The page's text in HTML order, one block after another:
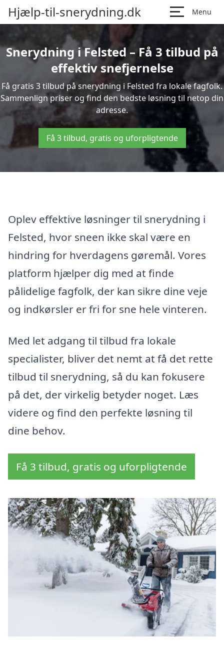
Hjælp-til-snerydning.dk Menu
Snerydning i Felsted – Få 3 tilbud på
effektiv snefjernelse
Få gratis 3 tilbud på snerydning i Felsted fra lokale fagfolk.
Sammenlign priser og find den bedste løsning til netop din
adresse.
Få 3 tilbud, gratis og uforpligtende
Oplev effektive løsninger til snerydning i
Felsted, hvor sneen ikke skal være en
hindring for hverdagens gøremål. Vores
platform hjælper dig med at finde
pålidelige fagfolk, der kan sikre dine veje
og indkørsler er fri for sne hele vinteren.
Med let adgang til tilbud fra lokale
specialister, bliver det nemt at få det rette
tilbud til snerydning, så du kan fokusere
på det, der virkelig betyder noget. Læs
videre og find den perfekte løsning til
dine behov.
Få 3 tilbud, gratis og uforpligtende